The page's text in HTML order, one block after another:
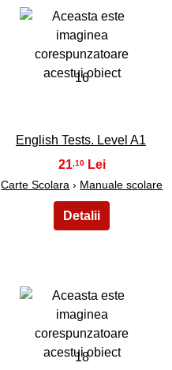
16
English Tests. Level A1
21 ,10
Carte Scolara › Manuale scolare
18